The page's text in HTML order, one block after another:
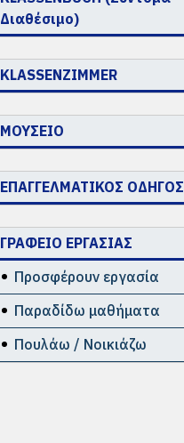
Διαθέσιμο)
KLASSENZIMMER
ΜΟΥΣΕΙΟ
ΕΠΑΓΓΕΛΜΑΤΙΚΟΣ ΟΔΗΓΟΣ
ΓΡΑΦΕΙΟ ΕΡΓΑΣΙΑΣ
Προσφέρουν εργασία
Παραδίδω μαθήματα
Πουλάω / Νοικιάζω